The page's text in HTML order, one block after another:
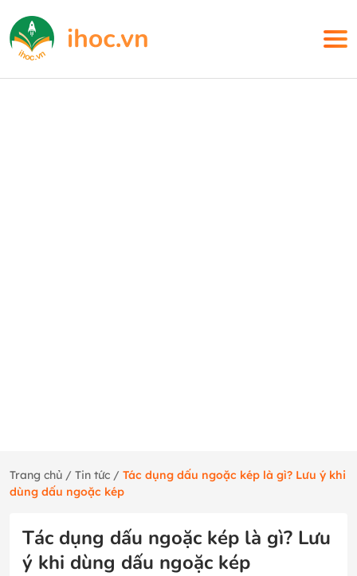
Trang chủ / Tin tức / Tác dụng dấu ngoặc kép là gì? Lưu ý khi
dùng dấu ngoặc kép
Tác dụng dấu ngoặc kép là gì? Lưu
ý khi dùng dấu ngoặc kép